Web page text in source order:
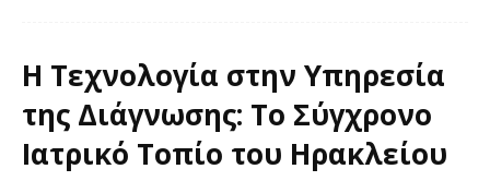
Η Τεχνολογία στην Υπηρεσία
της Διάγνωσης: Το Σύγχρονο
Ιατρικό Τοπίο του Ηρακλείου